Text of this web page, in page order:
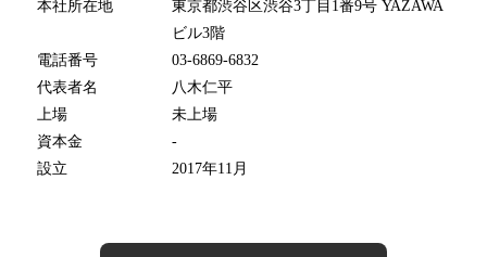
本社所在地
東京都渋谷区渋谷3丁目1番9号 YAZAWA
ビル3階
電話番号
03-6869-6832
代表者名
八木仁平
上場
未上場
資本金
-
設立
2017年11月